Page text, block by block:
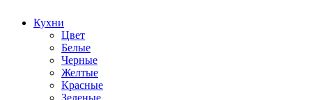
Кухни
Цвет
Белые
Черные
Желтые
Красные
Зеленые